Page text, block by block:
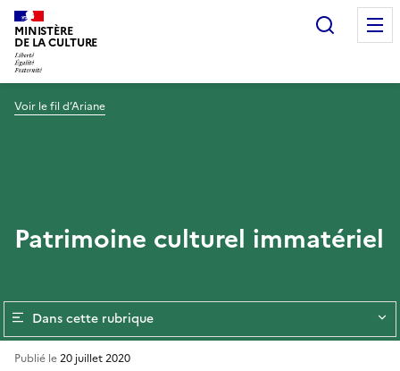
MINISTÈRE
DE LA CULTURE
Voir le fil d’Ariane
Patrimoine culturel immatériel
Dans cette rubrique
Publié le20 juillet 2020